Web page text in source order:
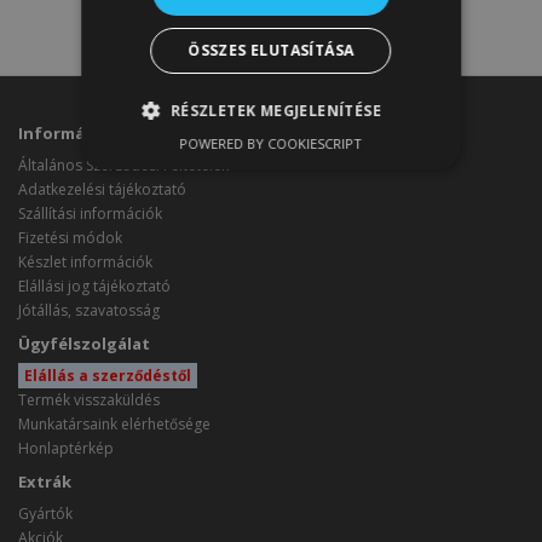
Információk
Általános Szerződési Feltételek
Adatkezelési tájékoztató
Szállítási információk
Fizetési módok
Készlet információk
Elállási jog tájékoztató
Jótállás, szavatosság
Ügyfélszolgálat
Elállás a szerződéstől
Termék visszaküldés
Munkatársaink elérhetősége
Honlaptérkép
Extrák
Gyártók
ÖSSZES ELUTASÍTÁSA
RÉSZLETEK MEGJELENÍTÉSE
POWERED BY COOKIESCRIPT